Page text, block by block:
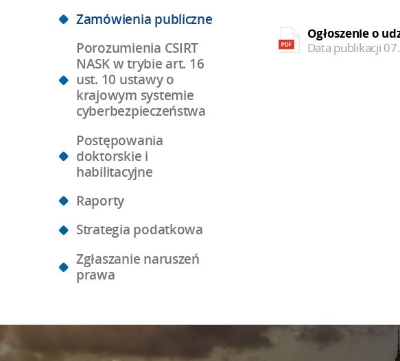
Zamówienia publiczne
Porozumienia CSIRT
NASK w trybie art. 16
ust. 10 ustawy o
krajowym systemie
cyberbezpieczeństwa
Postępowania
doktorskie i
habilitacyjne
Raporty
Strategia podatkowa
Zgłaszanie naruszeń
prawa
Ogłoszenie o
Data publikacji